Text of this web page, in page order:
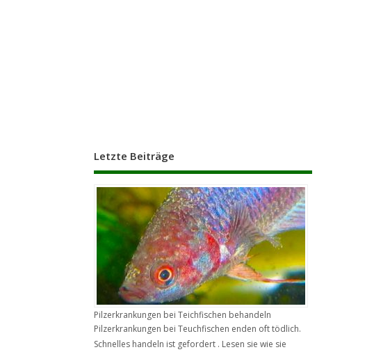
Letzte Beiträge
Pilzerkrankungen bei Teichfischen behandeln
Pilzerkrankungen bei Teuchfischen enden oft tödlich.
Schnelles handeln ist gefordert . Lesen sie wie sie